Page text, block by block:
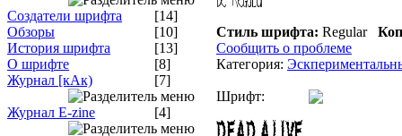
Создатели шрифта
[14]
Обзоры
[10]
История шрифта
[13]
О шрифте
[8]
Журнал [кАк)
[7]
Журнал E-zine [4]
Стиль шрифта: Regular
Сообщить о проблеме
Категория:
Шрифт: